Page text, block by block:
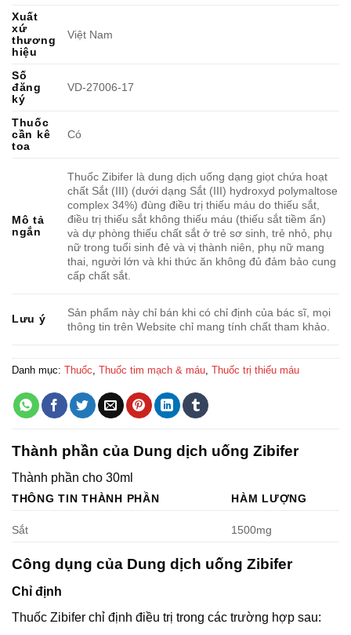
Xuất
xứ
thương
hiệu
Việt Nam
Số
đăng
ký
VD-27006-17
Thuốc
cần kê
toa
Có
Mô tả
ngắn
Thuốc Zibifer là dung dịch uống dạng giọt chứa hoạt
chất Sắt (III) (dưới dạng Sắt (III) hydroxyd polymaltose
complex 34%) đùng điều trị thiếu máu do thiếu sắt,
điều trị thiếu sắt không thiếu máu (thiếu sắt tiềm ẩn)
và dự phòng thiếu chất sắt ở trẻ sơ sinh, trẻ nhỏ, phụ
nữ trong tuổi sinh đẻ và vị thành niên, phụ nữ mang
thai, người lớn và khi thức ăn không đủ đảm bảo cung
cấp chất sắt.
Lưu ý
Sản phẩm này chỉ bán khi có chỉ định của bác sĩ, mọi
thông tin trên Website chỉ mang tính chất tham khảo.
Danh mục: Thuốc Thuốc tim mạch & máu Thuốc trị thiếu máu
Thành phần của Dung dịch uống Zibifer
Thành phần cho 30ml
THÔNG TIN THÀNH PHẦN HÀM LƯỢNG
Sắt 1500mg
Công dụng của Dung dịch uống Zibifer
Chỉ định
Thuốc Zibifer chỉ định điều trị trong các trường hợp sau: